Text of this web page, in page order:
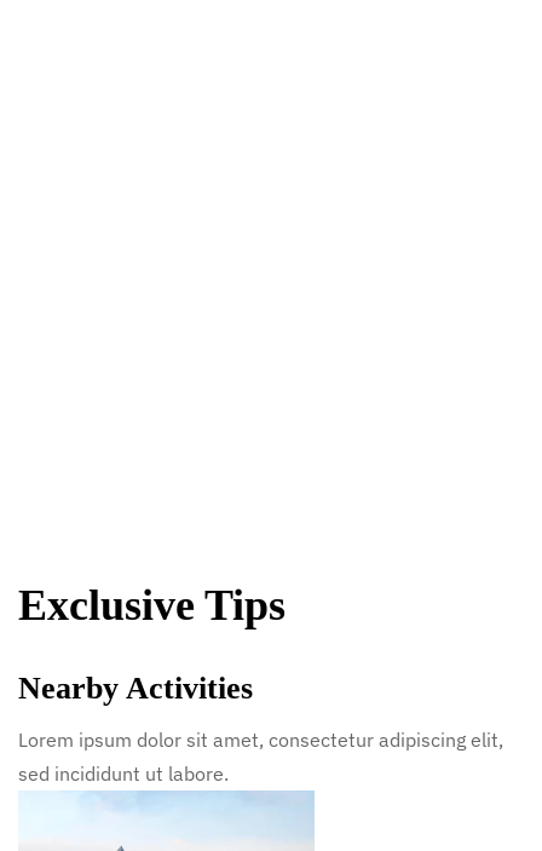
Exclusive Tips
Nearby Activities
Lorem ipsum dolor sit amet, consectetur adipiscing elit,
sed incididunt ut labore.